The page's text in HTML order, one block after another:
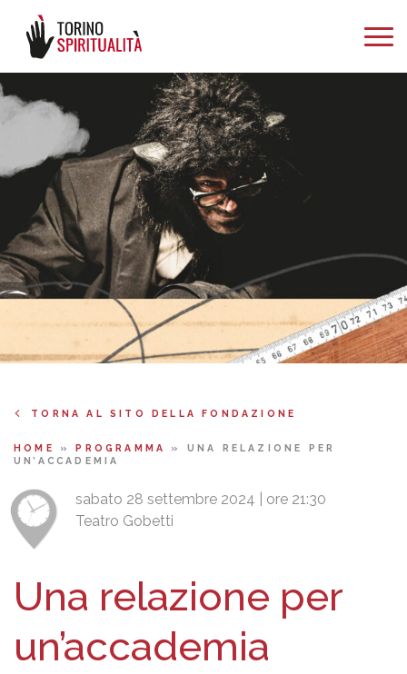
TORNA AL SITO DELLA FONDAZIONE
HOME »PROGRAMMA » UNA RELAZIONE PER
UN’ACCADEMIA
sabato 28 settembre 2024 | ore 21:30
Teatro Gobetti
Una relazione per
un’accademia